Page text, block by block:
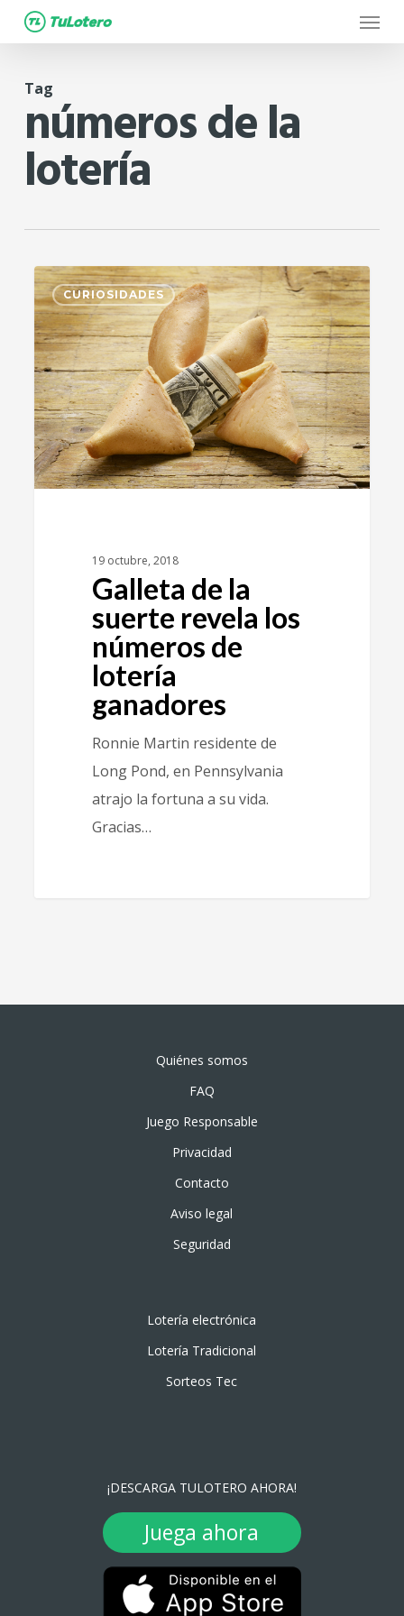
Skip
to
content
Menu
Tag
números de la
lotería
CURIOSIDADES
19 octubre, 2018
Galleta de la
suerte revela los
números de
lotería
ganadores
Ronnie Martin residente de
Long Pond, en Pennsylvania
atrajo la fortuna a su vida.
Gracias…
4
Quiénes somos
FAQ
Juego Responsable
Privacidad
Contacto
Aviso legal
Seguridad
Lotería electrónica
Lotería Tradicional
Sorteos Tec
¡DESCARGA TULOTERO AHORA!
Juega ahora